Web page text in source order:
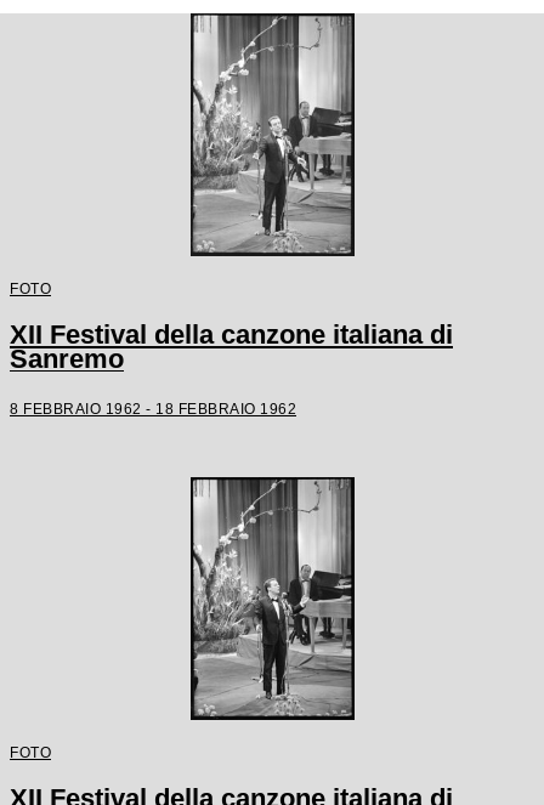
FOTO
XII Festival della canzone italiana di
Sanremo
8 FEBBRAIO 1962 - 18 FEBBRAIO 1962
FOTO
XII Festival della canzone italiana di